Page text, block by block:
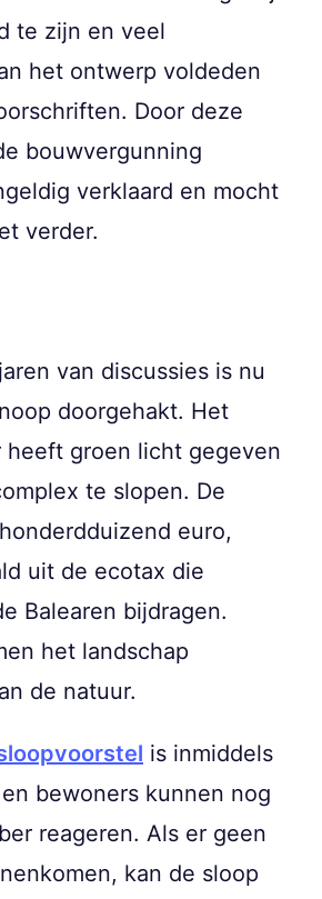
te zijn en veel
het ontwerp voldeden
Door deze
bouwvergunning
verklaard en mocht
verder.
van discussies is nu
doorgehakt. Het
heeft groen licht gegeven
te slopen. De
euro,
uit de ecotax die
Balearen bijdragen.
het landschap
de natuur.
is inmiddels
bewoners kunnen nog
reageren. Als er geen
kan de sloop